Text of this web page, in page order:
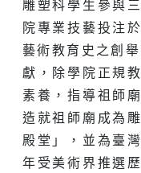
雕塑科學生參與
院專業技藝投注
藝術教育史之創
獻，除學院正規
素養，指導祖師
造就祖師廟成為
殿堂」，並為臺
年受美術界推選